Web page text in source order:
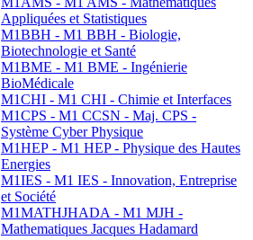
Appliquées et Statistiques
M1BBH - M1 BBH - Biologie,
Biotechnologie et Santé
M1BME - M1 BME - Ingénierie
BioMédicale
M1CHI - M1 CHI - Chimie et Interfaces
M1CPS - M1 CCSN - Maj. CPS -
Système Cyber Physique
M1HEP - M1 HEP - Physique des Hautes
Energies
M1IES - M1 IES - Innovation, Entreprise
et Société
M1MATHJHADA - M1 MJH -
Mathematiques Jacques Hadamard